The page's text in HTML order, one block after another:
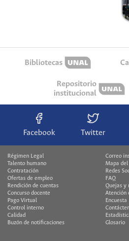
Bibliotecas
Repositorio
institucional
Facebook Twitter
Régimen Legal
Talento humano
Contratación
Ofertas de empleo
Rendición de cuentas
Concurso docente
Pago Virtual
Control interno
Calidad
Buzón de notificaciones
Correo
Mapa
Redes
FAQ
Quejas y
Atención
Encuesta
Glosario